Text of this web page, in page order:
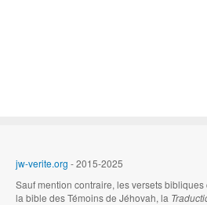
jw-verite.org - 2015-2025
Sauf mention contraire, les versets
la bible des Témoins de Jéhovah, la